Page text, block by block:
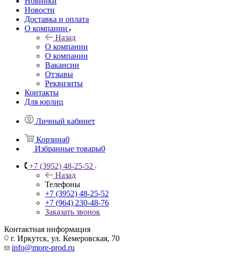
Новости
Доставка и оплата
О компании
Назад
О компании
О компании
Вакансии
Отзывы
Реквизиты
Контакты
Для юрлиц
Личный кабинет
Корзина0
Избранные товары0
+7 (3952) 48-25-52
Назад
Телефоны
+7 (3952) 48-25-52
+7 (964) 230-48-76
Заказать звонок
Контактная информация
г. Иркутск, ул. Кемеровская, 70
info@more-prod.ru